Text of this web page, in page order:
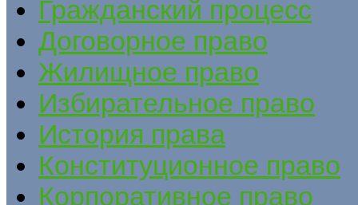
Гражданский процесс
Договорное право
Жилищное право
Избирательное право
История права
Конституционное право
Корпоративное право